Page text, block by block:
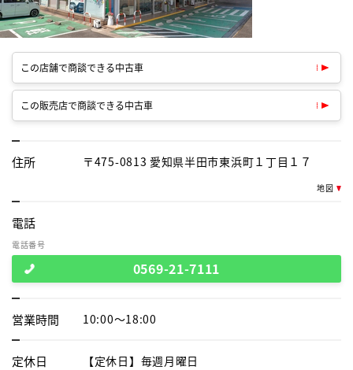
この店舗で商談できる中古車
この販売店で商談できる中古車
住所 〒475-0813 愛知県半田市東浜町１丁目１７
地図
電話
電話番号
0569-21-7111
営業時間 10:00～18:00
定休日 【定休日】毎週月曜日